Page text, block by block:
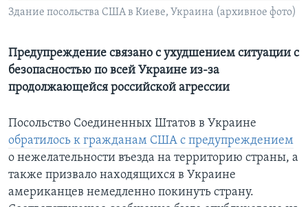
Здание посольства США в Киеве, Украина (архивное фото)
Предупреждение связано с ухудшением ситуации с
безопасностью по всей Украине из-за
продолжающейся российской агрессии
Посольство Соединенных Штатов в Украине
обратилось к гражданам США с предупреждением
о нежелательности въезда на территорию страны, а
также призвало находящихся в Украине
американцев немедленно покинуть страну.